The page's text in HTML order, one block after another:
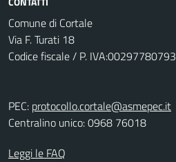
Comune di Cortale
Via F. Turati 18
Codice fiscale / P. IVA:00297780793
PEC: protocollo.cortale@asmepec.it
Centralino unico: 0968 76018
Leggi le FAQ